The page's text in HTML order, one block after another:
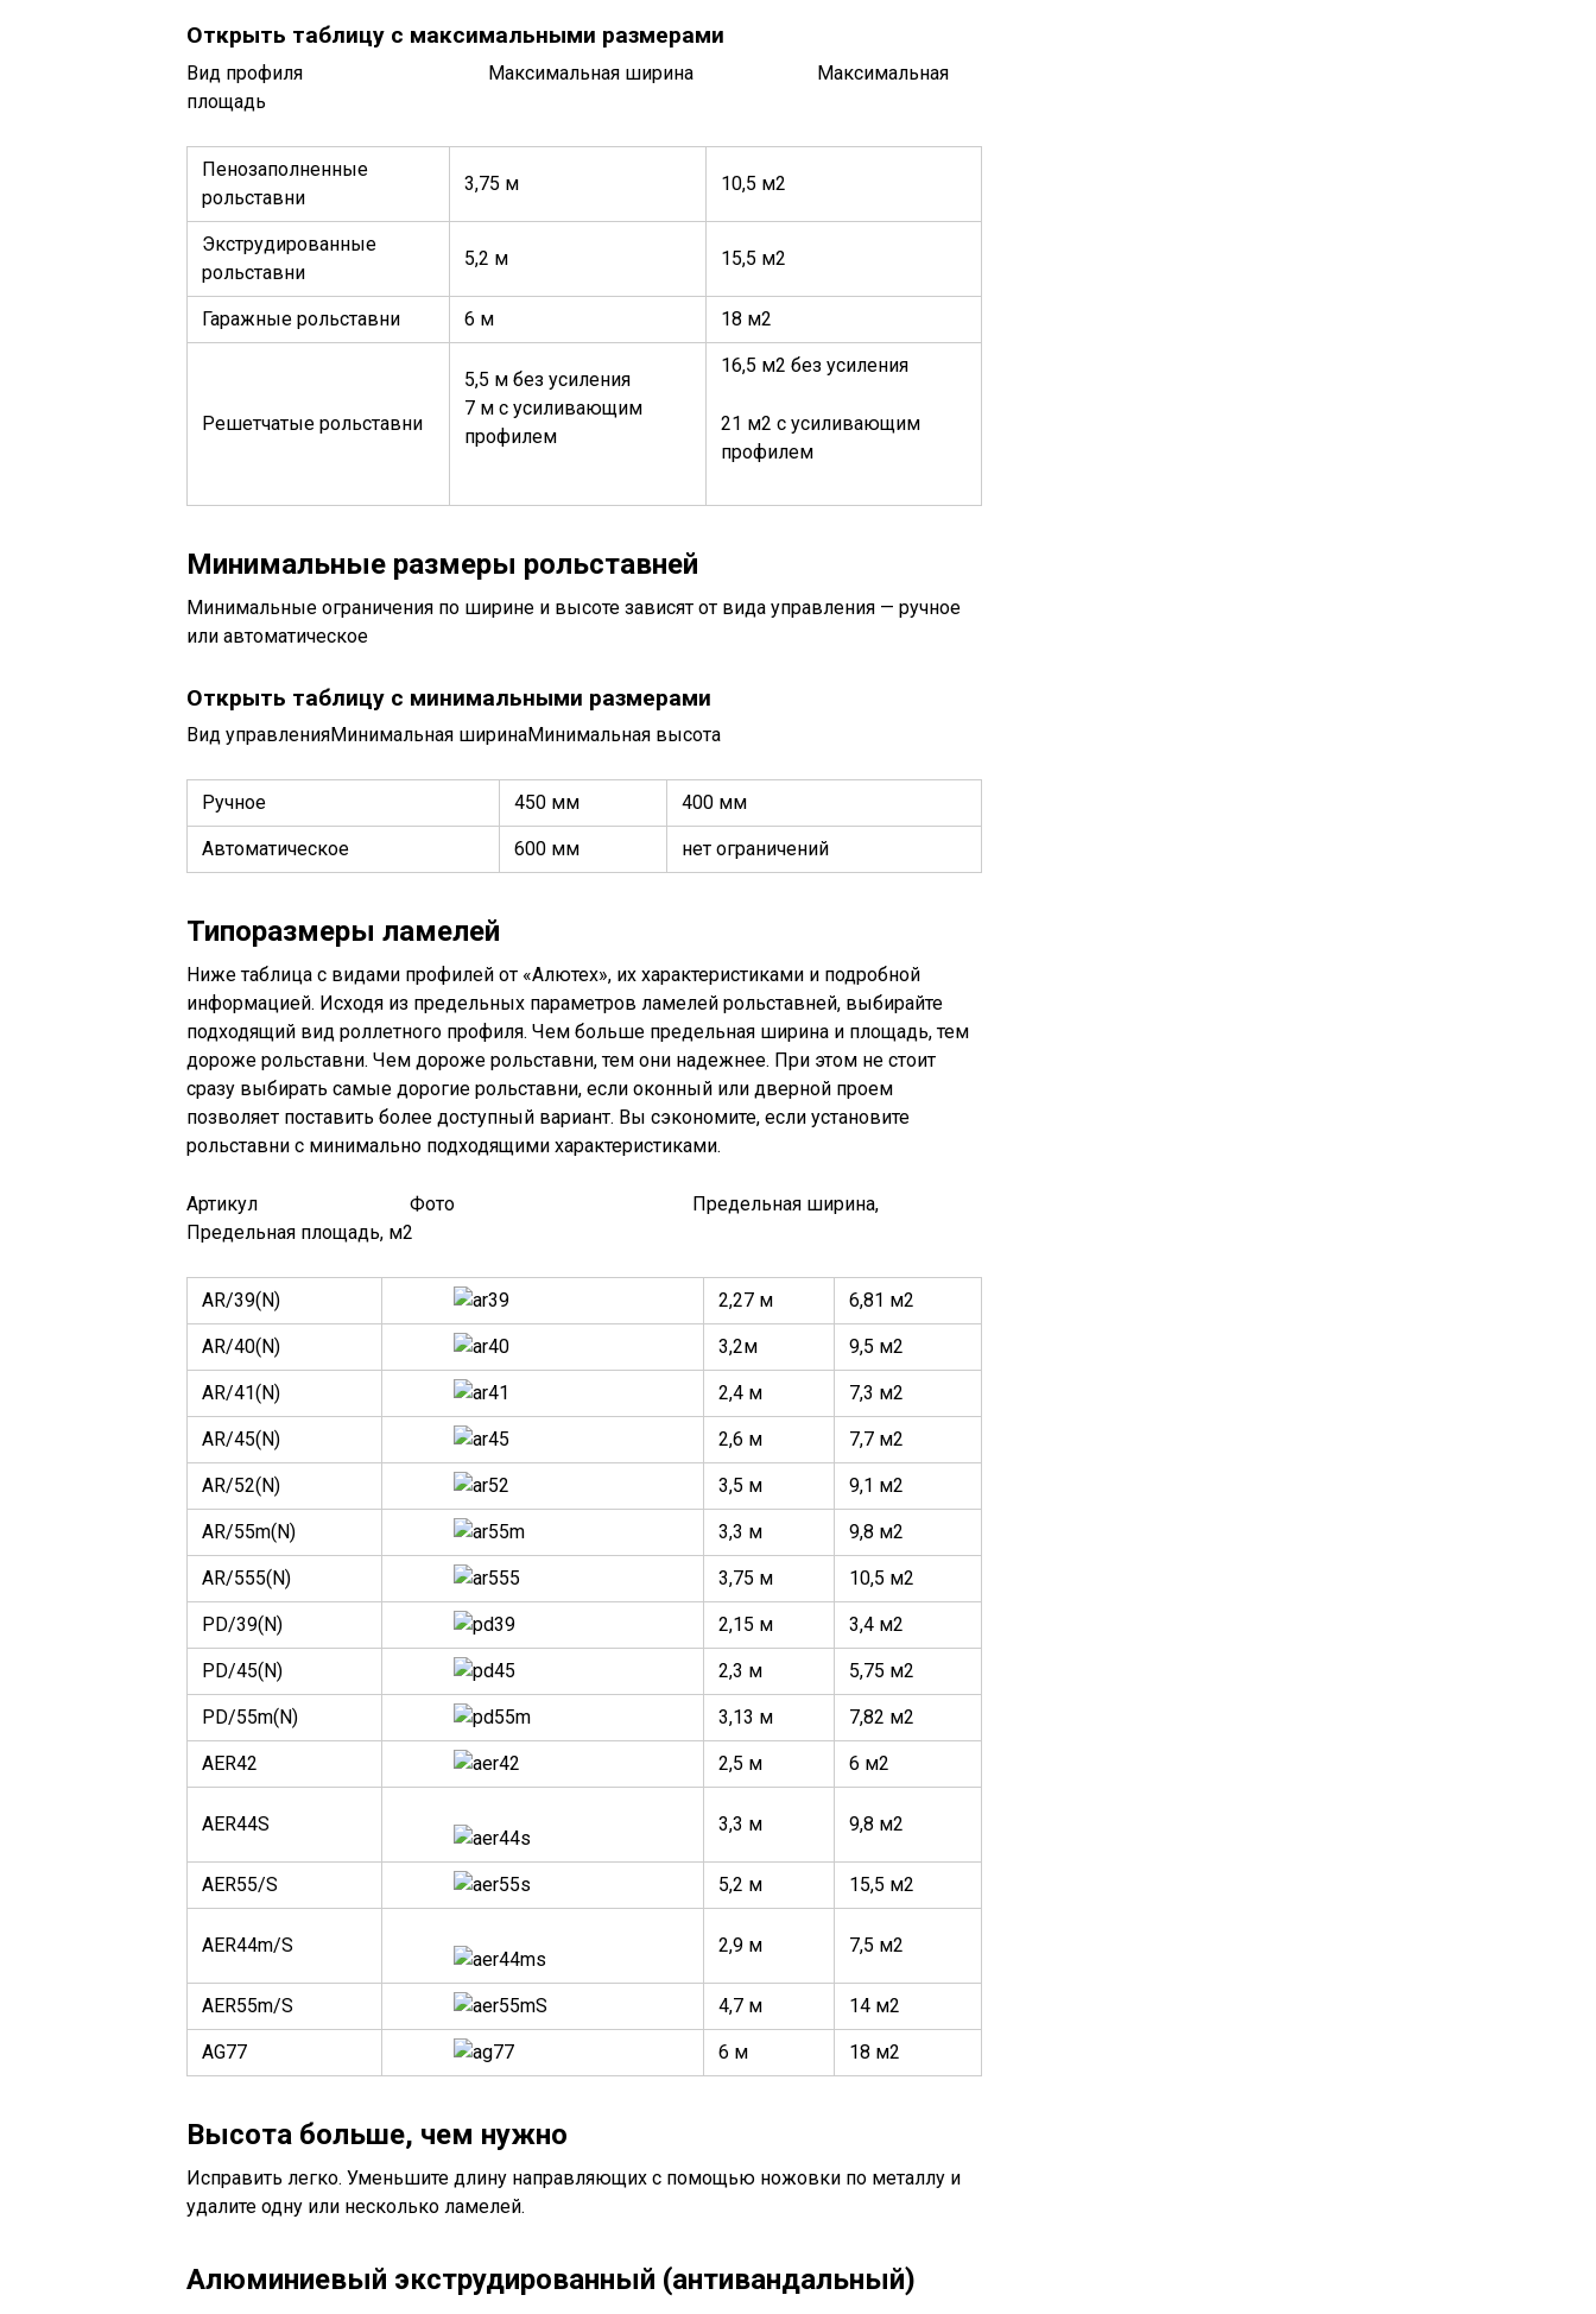
Открыть таблицу с максимальными размерами
Вид профиля Максимальная ширина Максимальная
площадь
Пенозаполненные
рольставни
3,75 м 10,5 м2
Экструдированные
рольставни
5,2 м 15,5 м2
Гаражные рольставни 6 м 18 м2
Решетчатые рольставни
5,5 м без усиления
7 м с усиливающим
профилем
16,5 м2 без усиления
21 м2 с усиливающим
профилем
Минимальные размеры рольставней
Минимальные ограничения по ширине и высоте зависят от вида управления — ручное
или автоматическое
Открыть таблицу с минимальными размерами
Вид управленияМинимальная ширинаМинимальная высота
Ручное 450 мм 400 мм
Автоматическое 600 мм нет ограничений
Типоразмеры ламелей
Ниже таблица с видами профилей от «Алютех», их характеристиками и подробной
информацией. Исходя из предельных параметров ламелей рольставней, выбирайте
подходящий вид роллетного профиля. Чем больше предельная ширина и площадь, тем
дороже рольставни. Чем дороже рольставни, тем они надежнее. При этом не стоит
сразу выбирать самые дорогие рольставни, если оконный или дверной проем
позволяет поставить более доступный вариант. Вы сэкономите, если установите
рольставни с минимально подходящими характеристиками.
Артикул Фото Предельная ширина,
Предельная площадь, м2
AR/39(N) 2,27 м 6,81 м2
AR/40(N) 3,2м 9,5 м2
AR/41(N) 2,4 м 7,3 м2
AR/45(N) 2,6 м 7,7 м2
AR/52(N) 3,5 м 9,1 м2
AR/55m(N) 3,3 м 9,8 м2
AR/555(N) 3,75 м 10,5 м2
PD/39(N) 2,15 м 3,4 м2
PD/45(N) 2,3 м 5,75 м2
PD/55m(N) 3,13 м 7,82 м2
AER42 2,5 м 6 м2
AER44S 3,3 м 9,8 м2
AER55/S 5,2 м 15,5 м2
AER44m/S 2,9 м 7,5 м2
AER55m/S 4,7 м 14 м2
AG77 6 м 18 м2
Высота больше, чем нужно
Исправить легко. Уменьшите длину направляющих с помощью ножовки по металлу и
удалите одну или несколько ламелей.
Алюминиевый экструдированный (антивандальный)